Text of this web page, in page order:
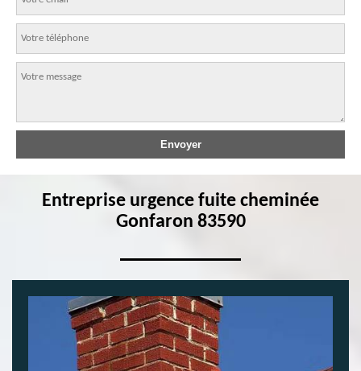
Entreprise urgence fuite cheminée
Gonfaron 83590